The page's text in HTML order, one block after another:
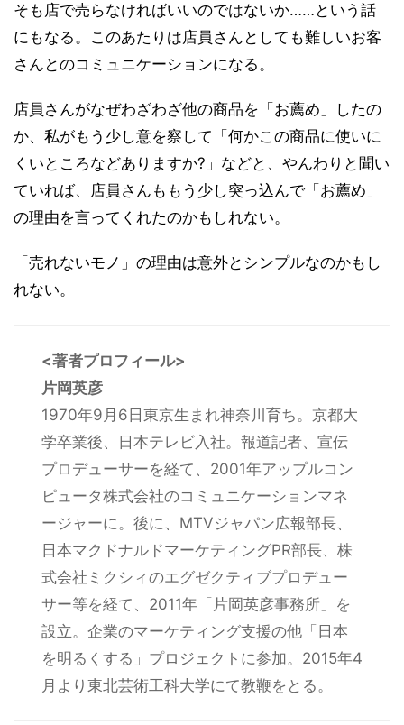
そも店で売らなければいいのではないか……という話
にもなる。このあたりは店員さんとしても難しいお客
さんとのコミュニケーションになる。
店員さんがなぜわざわざ他の商品を「お薦め」したの
か、私がもう少し意を察して「何かこの商品に使いに
くいところなどありますか?」などと、やんわりと聞い
ていれば、店員さんももう少し突っ込んで「お薦め」
の理由を言ってくれたのかもしれない。
「売れないモノ」の理由は意外とシンプルなのかもし
れない。
<著者プロフィール>
片岡英彦
1970年9月6日東京生まれ神奈川育ち。京都大
学卒業後、日本テレビ入社。報道記者、宣伝
プロデューサーを経て、2001年アップルコン
ピュータ株式会社のコミュニケーションマネ
ージャーに。後に、MTVジャパン広報部長、
日本マクドナルドマーケティングPR部長、株
式会社ミクシィのエグゼクティブプロデュー
サー等を経て、2011年「片岡英彦事務所」を
設立。企業のマーケティング支援の他「日本
を明るくする」プロジェクトに参加。2015年4
月より東北芸術工科大学にて教鞭をとる。